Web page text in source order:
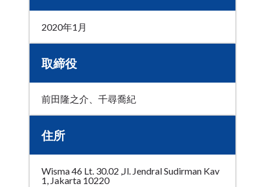
2020年1月
取締役
前田隆之介、千尋喬紀
住所
Wisma 46 Lt. 30.02 ,Jl. Jendral Sudirman Kav
1, Jakarta 10220